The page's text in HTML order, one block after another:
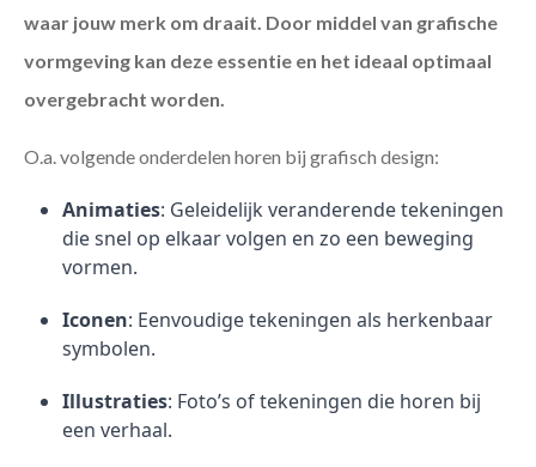
waar jouw merk om draait. Door middel van grafische
vormgeving kan deze essentie en het ideaal optimaal
overgebracht worden.
O.a. volgende onderdelen horen bij grafisch design:
Animaties: Geleidelijk veranderende tekeningen
die snel op elkaar volgen en zo een beweging
vormen.
Iconen: Eenvoudige tekeningen als herkenbaar
symbolen.
Illustraties: Foto’s of tekeningen die horen bij
een verhaal.